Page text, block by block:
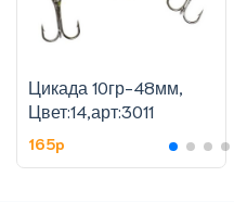
Цикада 10гр-48мм,
Цвет:14,арт:3011
165p